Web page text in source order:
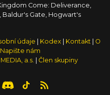
Come: Deliverance,
Baldur's Gate, Hogwart's
údaje Kodex Kontakt
O
Napište nám
a.s.
Člen skupiny